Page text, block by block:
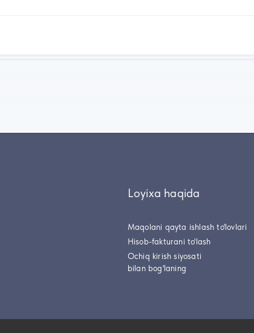
Loyixa haqida
Maqolani qayta ishlash to'lovlari
Hisob-fakturani to'lash
Ochiq kirish siyosati
bilan bog'laning